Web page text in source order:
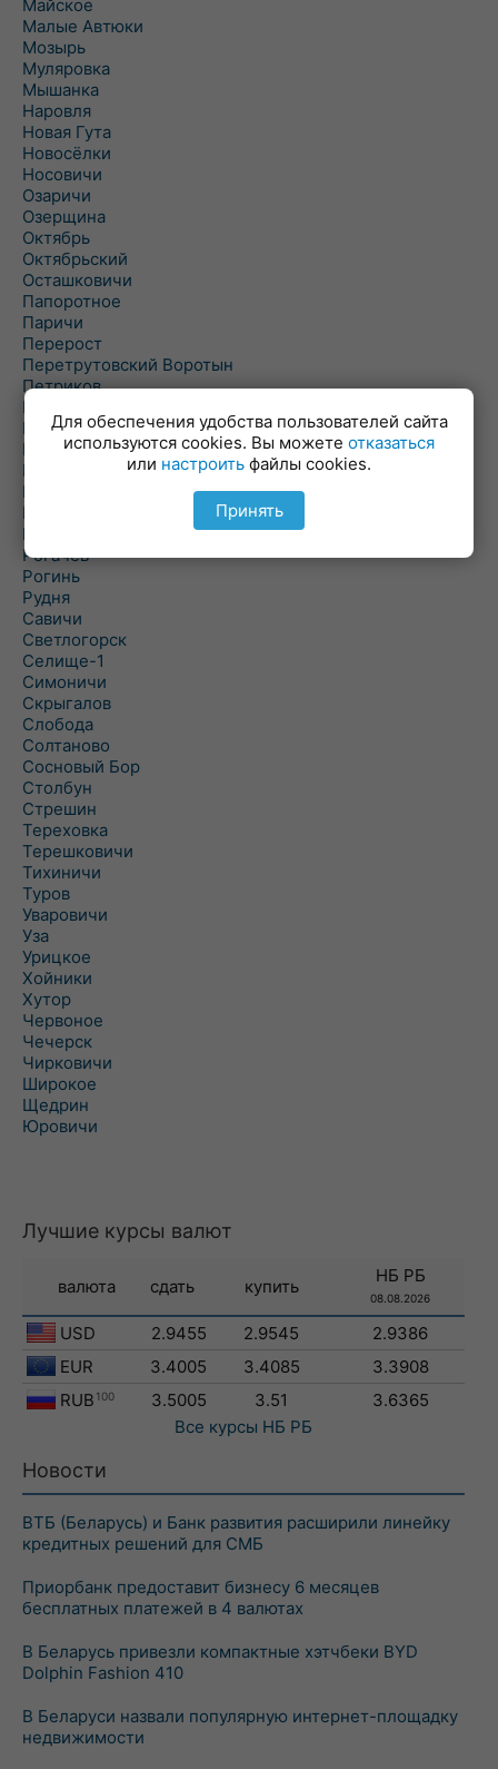
Майское
Малые Автюки
Мозырь
Муляровка
Мышанка
Наровля
Новая Гута
Новосёлки
Носовичи
Озаричи
Озерщина
Октябрь
Октябрьский
Осташковичи
Папоротное
Паричи
Перерост
Перетрутовский Воротын
Петриков
Пиревичи
Поболово
Поколюбичи
Полесье
Птичь
Речица
Ровенская Слобода
Рогачев
Рогинь
Рудня
Савичи
Светлогорск
Селище-1
Симоничи
Скрыгалов
Слобода
Солтаново
Сосновый Бор
Столбун
Стрешин
Тереховка
Терешковичи
Тихиничи
Туров
Уваровичи
Уза
Урицкое
Хойники
Хутор
Червоное
Чечерск
Чирковичи
Широкое
Щедрин
Юровичи
Лучшие курсы валют
валюта сдать купить
НБ РБ
08.08.2026
USD 2.9455 2.9545
2.9386
EUR
3.4005 3.4085
3.3908
RUB 100 3.5005 3.51
3.6365
Все курсы НБ РБ
Новости
ВТБ (Беларусь) и Банк развития расширили линейку
кредитных решений для СМБ
Приорбанк предоставит бизнесу 6 месяцев
бесплатных платежей в 4 валютах
В Беларусь привезли компактные хэтчбеки BYD
Dolphin Fashion 410
В Беларуси назвали популярную интернет-площадку
недвижимости
Для обеспечения удобства пользователей сайта
используются cookies. Вы можете отказаться
или настроить файлы cookies.
Принять